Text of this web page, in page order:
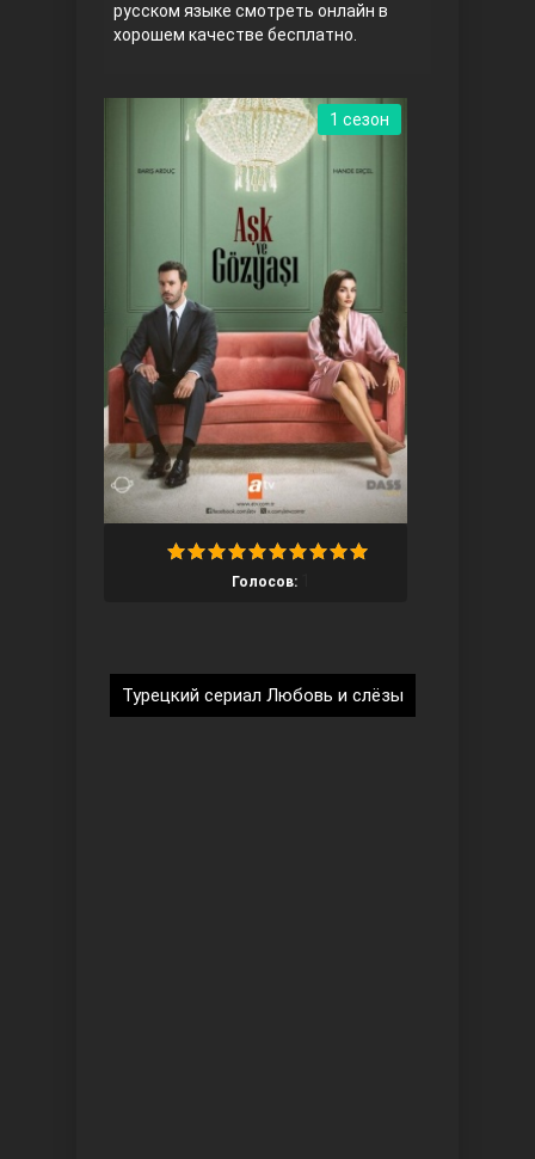
Ветреный холм
Ты назови
Запретный плод
русском языке смотреть онлайн в
хорошем качестве бесплатно.
Голосов:
1 сезон
Турецкий сериал Любовь и слёзы